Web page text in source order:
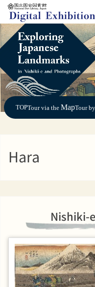
Jump to main content
TOPTour via the MapTour by
Hara
Nishiki-